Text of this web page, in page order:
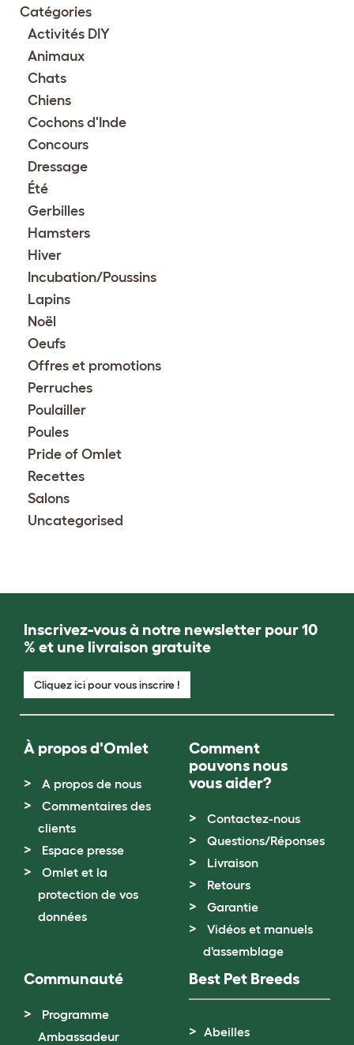
Catégories
Activités DIY
Animaux
Chats
Chiens
Cochons d'Inde
Concours
Dressage
Été
Gerbilles
Hamsters
Hiver
Incubation/Poussins
Lapins
Noël
Oeufs
Offres et promotions
Perruches
Poulailler
Poules
Pride of Omlet
Recettes
Salons
Uncategorised
Inscrivez-vous à notre newsletter pour 10
% et une livraison gratuite
Cliquez ici pour vous inscrire !
À propos d'Omlet
A propos de nous
Commentaires des
clients
Espace presse
Omlet et la
protection de vos
données
Comment
pouvons nous
vous aider?
Contactez-nous
Questions/Réponses
Livraison
Retours
Garantie
Vidéos et manuels
d'assemblage
Communauté
Programme
Ambassadeur
Best Pet Breeds
Abeilles